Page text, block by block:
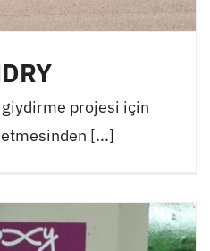
projesi için
[...]